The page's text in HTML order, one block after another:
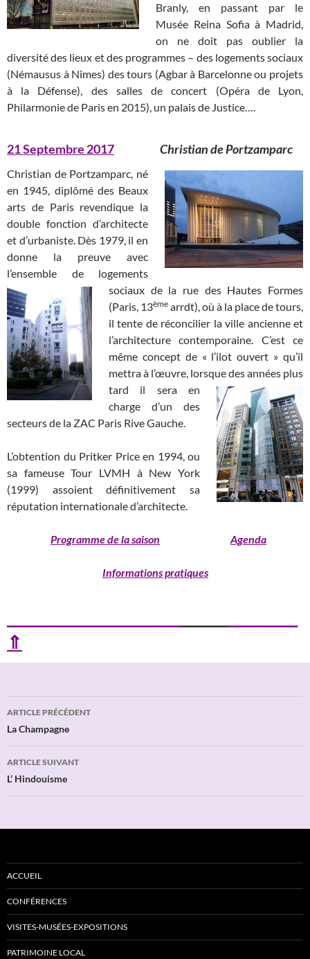
Branly, en passant par le
Musée Reina Sofia à Madrid,
on ne doit pas oublier la
diversité des lieux et des programmes – des logements sociaux
(Némausus à Nimes) des tours (Agbar à Barcelonne ou projets
à la Défense), des salles de concert (Opéra de Lyon,
Philarmonie de Paris en 2015), un palais de Justice….
21 Septembre 2017 Christian de Portzamparc
Christian de Portzamparc, né
en 1945, diplômé des Beaux
arts de Paris revendique la
double fonction d’architecte
et d’urbaniste. Dès 1979, il en
donne la preuve avec
l’ensemble de logements
sociaux de la rue des Hautes Formes
(Paris, 13ème arrdt), où à la place de tours,
il tente de réconcilier la ville ancienne et
l’architecture contemporaine. C’est ce
même concept de « l’ilot ouvert » qu’il
mettra à l’œuvre, lorsque des années plus
tard il sera en
charge d’un des
secteurs de la ZAC Paris Rive Gauche.
L’obtention du Pritker Price en 1994, ou
sa fameuse Tour LVMH à New York
(1999) assoient définitivement sa
réputation internationale d’architecte.
Programme de la saison Agenda
Informations pratiques
⇑
Navigation
des
articles
ARTICLE PRÉCÉDENT
La Champagne
ARTICLE SUIVANT
L’ Hindouisme
ACCUEIL
CONFÉRENCES
VISITES-MUSÉES-EXPOSITIONS
PATRIMOINE LOCAL